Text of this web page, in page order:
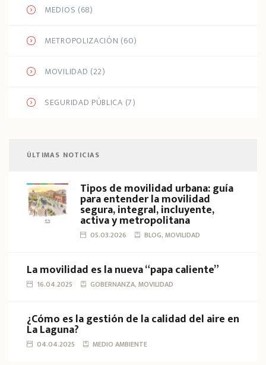
MEDIOS (68)
METROPOLIZACIÓN (60)
MOVILIDAD (22)
SEGURIDAD PÚBLICA (7)
ÚLTIMAS NOTICIAS
Tipos de movilidad urbana: guía
para entender la movilidad
segura, integral, incluyente,
activa y metropolitana
05.03.2026 BLOG, MOVILIDAD
La movilidad es la nueva “papa caliente”
16.04.2025 GOBERNANZA, MOVILIDAD
¿Cómo es la gestión de la calidad del aire en
La Laguna?
04.04.2025 MEDIO AMBIENTE